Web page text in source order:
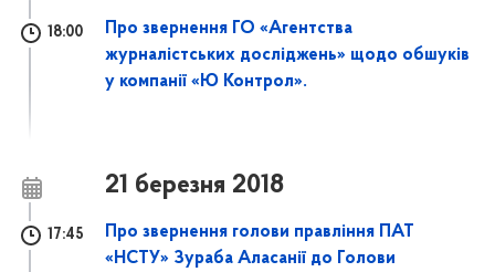
18:00
Про звернення ГО «Агентства
журналістських досліджень» щодо обшуків
у компанії «Ю Контрол».
21 березня 2018
17:45
Про звернення голови правління ПАТ
«НСТУ» Зураба Аласанії до Голови